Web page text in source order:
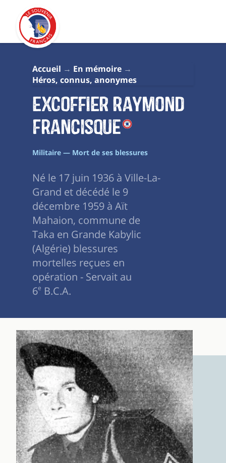
Accueil
En mémoire
Héros, connus, anonymes
EXCOFFIER Raymond
Francisque
Militaire — Mort de ses blessures
Né le 17 juin 1936 à Ville-La-
Grand et décédé le 9
décembre 1959 à Aït
Mahaion, commune de
Taka en Grande Kabylic
(Algérie) blessures
mortelles reçues en
opération - Servait au
6e B.C.A.